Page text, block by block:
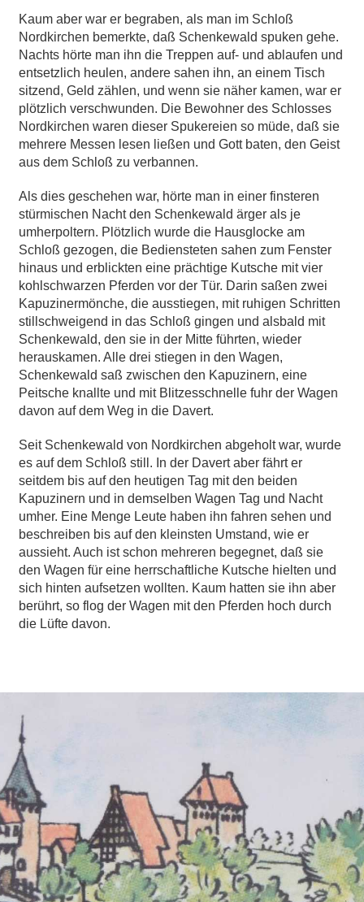
Kaum aber war er begraben, als man im Schloß
Nordkirchen bemerkte, daß Schenkewald spuken gehe.
Nachts hörte man ihn die Treppen auf- und ablaufen und
entsetzlich heulen, andere sahen ihn, an einem Tisch
sitzend, Geld zählen, und wenn sie näher kamen, war er
plötzlich verschwunden. Die Bewohner des Schlosses
Nordkirchen waren dieser Spukereien so müde, daß sie
mehrere Messen lesen ließen und Gott baten, den Geist
aus dem Schloß zu verbannen.
Als dies geschehen war, hörte man in einer finsteren
stürmischen Nacht den Schenkewald ärger als je
umherpoltern. Plötzlich wurde die Hausglocke am
Schloß gezogen, die Bediensteten sahen zum Fenster
hinaus und erblickten eine prächtige Kutsche mit vier
kohlschwarzen Pferden vor der Tür. Darin saßen zwei
Kapuzinermönche, die ausstiegen, mit ruhigen Schritten
stillschweigend in das Schloß gingen und alsbald mit
Schenkewald, den sie in der Mitte führten, wieder
herauskamen. Alle drei stiegen in den Wagen,
Schenkewald saß zwischen den Kapuzinern, eine
Peitsche knallte und mit Blitzesschnelle fuhr der Wagen
davon auf dem Weg in die Davert.
Seit Schenkewald von Nordkirchen abgeholt war, wurde
es auf dem Schloß still. In der Davert aber fährt er
seitdem bis auf den heutigen Tag mit den beiden
Kapuzinern und in demselben Wagen Tag und Nacht
umher. Eine Menge Leute haben ihn fahren sehen und
beschreiben bis auf den kleinsten Umstand, wie er
aussieht. Auch ist schon mehreren begegnet, daß sie
den Wagen für eine herrschaftliche Kutsche hielten und
sich hinten aufsetzen wollten. Kaum hatten sie ihn aber
berührt, so flog der Wagen mit den Pferden hoch durch
die Lüfte davon.